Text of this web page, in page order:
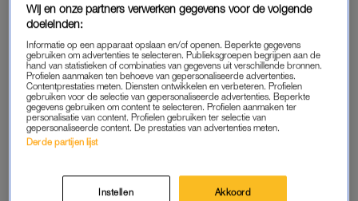
programma weer tot een succes te maken. “Je wil zo graag
dat het weer lukt en dat het een goed programma wordt. Het
lag behoorlijk onder een vergrootglas.”
Danitsia weet iedereen in 'The
Voice' te raken met 'No More
Drama': 'Gaat over wat ik
Wij en onze partners verwerken gegevens voor de volgende
doeleinden:
Informatie op een apparaat opslaan en/of openen. Beperkte gegevens
gebruiken om advertenties te selecteren. Publieksgroepen begrijpen aan de
hand van statistieken of combinaties van gegevens uit verschillende bronnen.
Profielen aanmaken ten behoeve van gepersonaliseerde advertenties.
Contentprestaties meten. Diensten ontwikkelen en verbeteren. Profielen
gebruiken voor de selectie van gepersonaliseerde advertenties. Beperkte
gegevens gebruiken om content te selecteren. Profielen aanmaken ter
personalisatie van content. Profielen gebruiken ter selectie van
gepersonaliseerde content. De prestaties van advertenties meten.
Derde partijen lijst
Instellen Akkoord